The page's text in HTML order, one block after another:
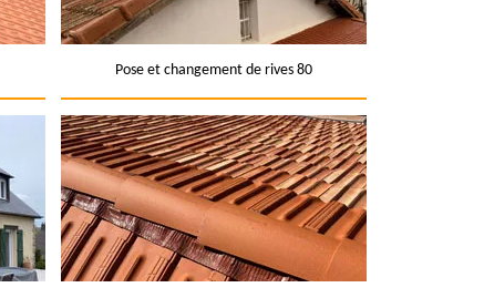
Pose et changement de rives 80